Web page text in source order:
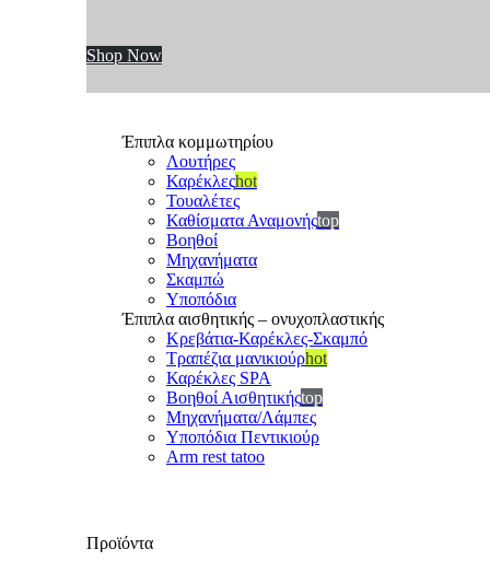
Shop Now
Έπιπλα κομμωτηρίου
Λουτήρες
Καρέκλεςhot
Τουαλέτες
Καθίσματα Αναμονήςtop
Βοηθοί
Μηχανήματα
Σκαμπώ
Υποπόδια
Έπιπλα αισθητικής – ονυχοπλαστικής
Κρεβάτια-Καρέκλες-Σκαμπό
Τραπέζια μανικιούρhot
Καρέκλες SPA
Βοηθοί Αισθητικήςtop
Μηχανήματα/Λάμπες
Υποπόδια Πεντικιούρ
Arm rest tatoo
Προϊόντα